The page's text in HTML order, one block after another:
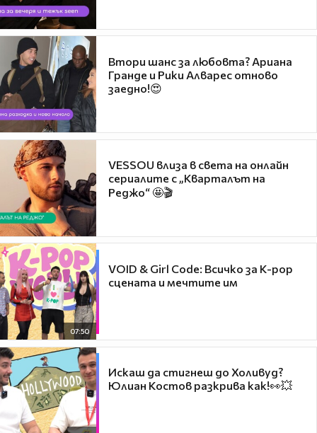
Втори шанс за любовта? Ариана
Гранде и Рики Алварес отново
заедно!😍
VESSOU влиза в света на онлайн
сериалите с „Кварталът на
Реджо“ 🤩🎬
07:50
VOID & Girl Code: Всичко за K-pop
сцената и мечтите им
Искаш да стигнеш до Холивуд?
Юлиан Костов разкрива как!👀💥